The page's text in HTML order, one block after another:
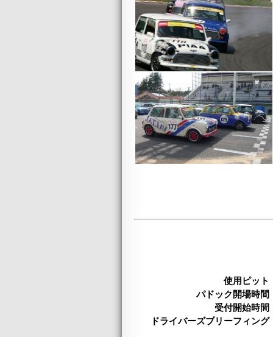
使用ピット
パドック開場時間
受付開始時間
ドライバーズブリーフィング